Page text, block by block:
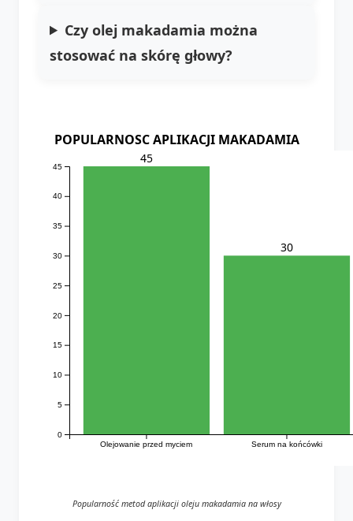
Czy olej makadamia można
stosować na skórę głowy?
POPULARNOSC APLIKACJI MAKADAMIA
Olejowanie przed myciem Serum na końcówki
0
5
10
15
20
25
30
35
40
45
45
30
Popularność metod aplikacji oleju makadamia na włosy